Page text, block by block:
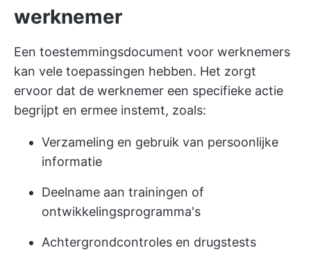
werknemer
Een toestemmingsdocument voor werknemers
kan vele toepassingen hebben. Het zorgt
ervoor dat de werknemer een specifieke actie
begrijpt en ermee instemt, zoals:
Verzameling en gebruik van persoonlijke
informatie
Deelname aan trainingen of
ontwikkelingsprogramma's
Achtergrondcontroles en drugstests